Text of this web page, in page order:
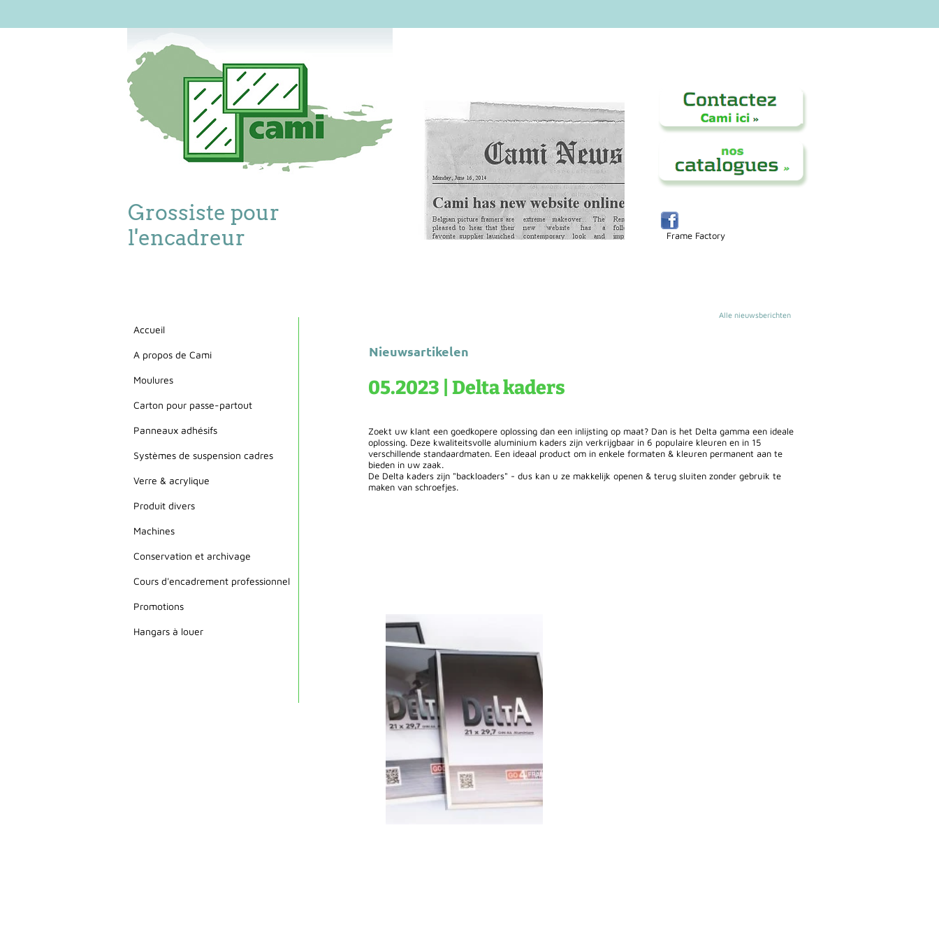
Grossiste pour
l'encadreur
Frame Factory
Alle nieuwsberichten
Nieuwsartikelen
05.2023 | Delta kaders
Zoekt uw klant een goedkopere oplossing dan een inlijsting op maat? Dan is het Delta gamma een ideale
oplossing. Deze kwaliteitsvolle aluminium kaders zijn verkrijgbaar in 6 populaire kleuren en in 15
verschillende standaardmaten. Een ideaal product om in enkele formaten & kleuren permanent aan te
bieden in uw zaak.
De Delta kaders zijn "backloaders" - dus kan u ze makkelijk openen & terug sluiten zonder gebruik te
maken van schroefjes.
Accueil
A propos de Cami
Moulures
Carton pour passe-partout
Panneaux adhésifs
Systèmes de suspension cadres
Verre & acrylique
Produit divers
Machines
Conservation et archivage
Cours d'encadrement professionnel
Promotions
Hangars à louer